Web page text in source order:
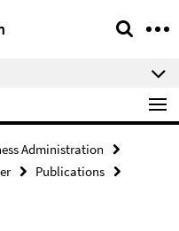
Administration
Publications